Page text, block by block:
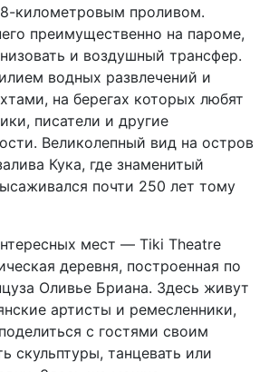
километровым проливом.
преимущественно на пароме,
и воздушный трансфер.
водных развлечений и
на берегах которых любят
писатели и другие
Великолепный вид на остров
Кука, где знаменитый
почти 250 лет тому
мест — Tiki Theatre
деревня, построенная по
Оливье Бриана. Здесь живут
артисты и ремесленники,
с гостями своим
скульптуры, танцевать или